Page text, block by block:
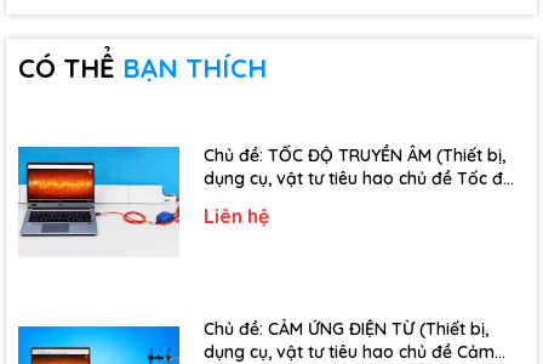
CÓ THỂ BẠN THÍCH
Chủ đề: TỐC ĐỘ TRUYỀN ÂM (Thiết bị,
dụng cụ, vật tư tiêu hao chủ đề Tốc độ
Liên hệ
Chủ đề: CẢM ỨNG ĐIỆN TỪ (Thiết bị,
dụng cụ, vật tư tiêu hao chủ đề Cảm